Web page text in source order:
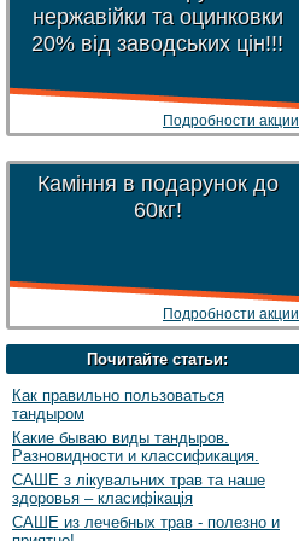
нержавійки та оцинковки
20% від заводських цін!!!
Подробности акции
Каміння в подарунок до
60кг!
Подробности акции
Почитайте статьи:
Как правильно пользоваться
тандыром
Какие бываю виды тандыров.
Разновидности и классификация.
САШЕ з лікувальних трав та наше
здоровья – класифікація
САШЕ из лечебных трав - полезно и